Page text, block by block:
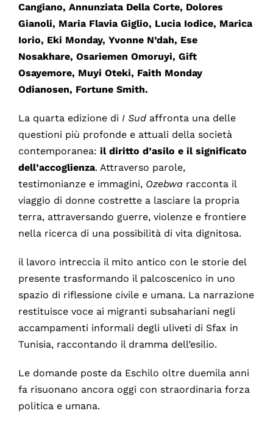
Cangiano, Annunziata Della Corte, Dolores
Gianoli, Maria Flavia Giglio, Lucia Iodice, Marica
Iorio, Eki Monday, Yvonne N’dah, Ese
Nosakhare, Osariemen Omoruyi, Gift
Osayemore, Muyi Oteki, Faith Monday
Odianosen, Fortune Smith.
La quarta edizione di I Sudaffronta una delle
questioni più profonde e attuali della società
contemporanea: il diritto d’asilo e il significato
dell’accoglienza. Attraverso parole,
testimonianze e immagini, Ozebwaracconta il
viaggio di donne costrette a lasciare la propria
terra, attraversando guerre, violenze e frontiere
nella ricerca di una possibilità di vita dignitosa.
il lavoro intreccia il mito antico con le storie del
presente trasformando il palcoscenico in uno
spazio di riflessione civile e umana. La narrazione
restituisce voce ai migranti subsahariani negli
accampamenti informali degli uliveti di Sfax in
Tunisia, raccontando il dramma dell’esilio.
Le domande poste da Eschilo oltre duemila anni
fa risuonano ancora oggi con straordinaria forza
politica e umana.